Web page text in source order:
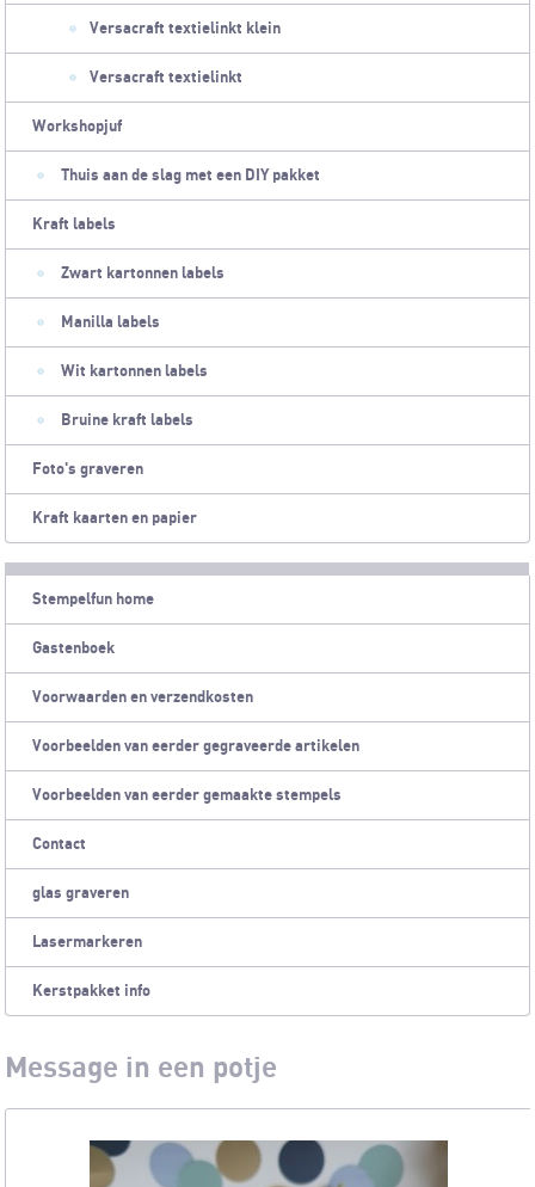
Versacraft textielinkt klein
Versacraft textielinkt
Workshopjuf
Thuis aan de slag met een DIY pakket
Kraft labels
Zwart kartonnen labels
Manilla labels
Wit kartonnen labels
Bruine kraft labels
Foto's graveren
Kraft kaarten en papier
Stempelfun home
Gastenboek
Voorwaarden en verzendkosten
Voorbeelden van eerder gegraveerde artikelen
Voorbeelden van eerder gemaakte stempels
Contact
glas graveren
Lasermarkeren
Kerstpakket info
Message in een potje